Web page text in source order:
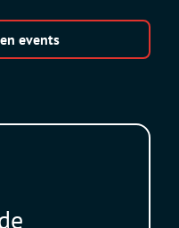
events